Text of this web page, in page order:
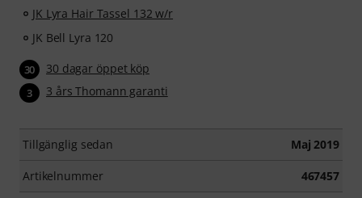
JK Lyra Hair Tassel 132 w/r
JK Bell Lyra 120
30 30 dagar öppet köp
3 3 års Thomann garanti
Tillgänglig sedan Maj 2019
Artikelnummer 467457